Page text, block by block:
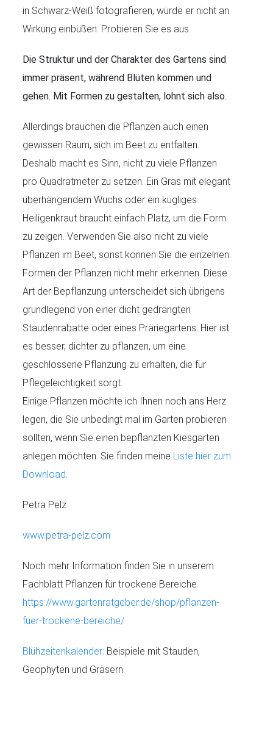
in Schwarz-Weiß fotografieren, würde er nicht an
Wirkung einbüßen. Probieren Sie es aus.
Die Struktur und der Charakter des Gartens sind
immer präsent, während Blüten kommen und
gehen. Mit Formen zu gestalten, lohnt sich also.
Allerdings brauchen die Pflanzen auch einen
gewissen Raum, sich im Beet zu entfalten.
Deshalb macht es Sinn, nicht zu viele Pflanzen
pro Quadratmeter zu setzen. Ein Gras mit elegant
überhängendem Wuchs oder ein kugliges
Heiligenkraut braucht einfach Platz, um die Form
zu zeigen. Verwenden Sie also nicht zu viele
Pflanzen im Beet, sonst können Sie die einzelnen
Formen der Pflanzen nicht mehr erkennen. Diese
Art der Bepflanzung unterscheidet sich übrigens
grundlegend von einer dicht gedrängten
Staudenrabatte oder eines Präriegartens. Hier ist
es besser, dichter zu pflanzen, um eine
geschlossene Pflanzung zu erhalten, die für
Pflegeleichtigkeit sorgt.
Einige Pflanzen möchte ich Ihnen noch ans Herz
legen, die Sie unbedingt mal im Garten probieren
sollten, wenn Sie einen bepflanzten Kiesgarten
anlegen möchten. Sie finden meine Liste hier zum
Download.
Petra Pelz
www.petra-pelz.com
Noch mehr Information finden Sie in unserem
Fachblatt Pflanzen für trockene Bereiche
https://www.gartenratgeber.de/shop/pflanzen-
fuer-trockene-bereiche/
Blühzeitenkalender: Beispiele mit Stauden,
Geophyten und Gräsern